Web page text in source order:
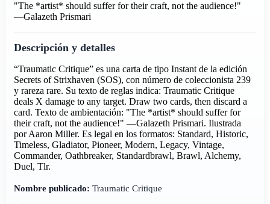
"The *artist* should suffer for their craft, not the audience!"
—Galazeth Prismari
Descripción y detalles
“Traumatic Critique” es una carta de tipo Instant de la edición
Secrets of Strixhaven (SOS), con número de coleccionista 239
y rareza rare. Su texto de reglas indica: Traumatic Critique
deals X damage to any target. Draw two cards, then discard a
card. Texto de ambientación: "The *artist* should suffer for
their craft, not the audience!" —Galazeth Prismari. Ilustrada
por Aaron Miller. Es legal en los formatos: Standard, Historic,
Timeless, Gladiator, Pioneer, Modern, Legacy, Vintage,
Commander, Oathbreaker, Standardbrawl, Brawl, Alchemy,
Duel, Tlr.
Nombre publicado: Traumatic Critique